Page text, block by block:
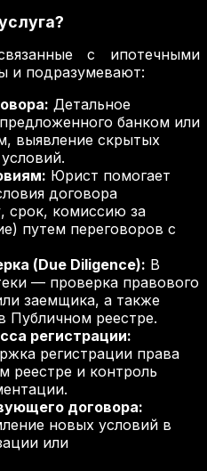
с ипотечными
и подразумевают:
Детальное
банком или
выявление скрытых
Юрист помогает
договора
срок, комиссию за
путем переговоров с
(Due Diligence): В
— проверка правового
заемщика, а также
Публичном реестре.
регистрации:
регистрации права
реестре и контроль
договора:
новых условий в
или